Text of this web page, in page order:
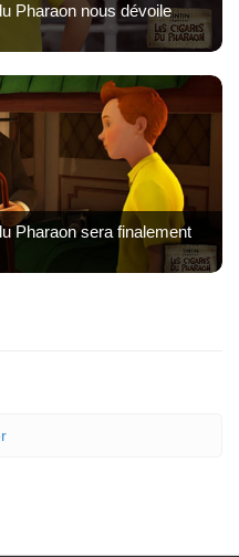
Pharaon nous dévoile
Pharaon sera finalement